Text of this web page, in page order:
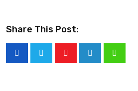
Share This Post: